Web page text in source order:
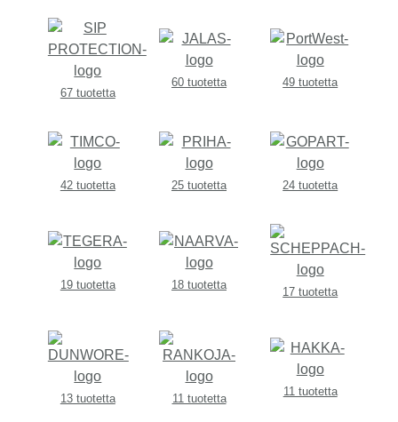
67 tuotetta
60 tuotetta 49 tuotetta
42 tuotetta 25 tuotetta 24 tuotetta
19 tuotetta 18 tuotetta
17 tuotetta
13 tuotetta 11 tuotetta
11 tuotetta